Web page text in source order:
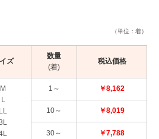
（単位：着）
ズ
数量
(着)
税込価格
M
L
LL
1～ ￥8,162
10～ ￥8,019
30～ ￥7,788